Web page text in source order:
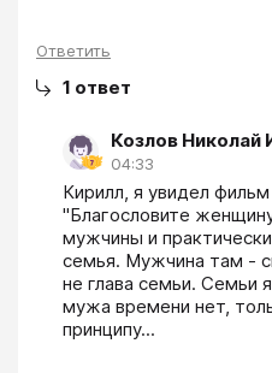
Ответить
1 ответ
Козлов Николай
04:33
Кирилл, я увидел
"Благословите
мужчины и
семья. Мужчина там -
не глава семьи. Семьи
мужа времени нет,
принципу...